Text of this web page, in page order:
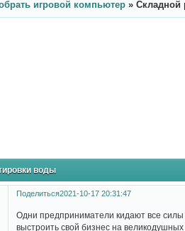
игровой компьютер » Складной
воды
Поделиться2021-10-17 20:31:47
Одни предприниматели кидают все
выстроить свой бизнес на